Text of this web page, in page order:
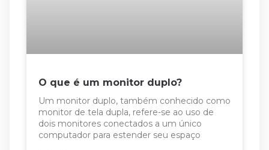
O que é um monitor duplo?
Um monitor duplo, também conhecido como
monitor de tela dupla, refere-se ao uso de
dois monitores conectados a um único
computador para estender seu espaço